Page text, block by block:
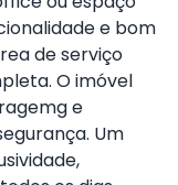
e bom
de serviço
O imóvel
e
Um